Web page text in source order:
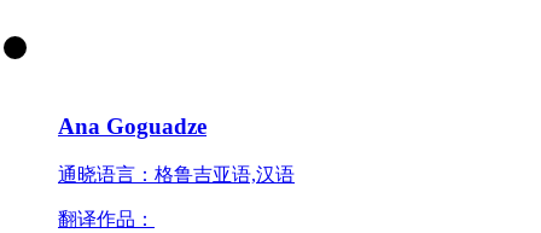
Ana Goguadze
通晓语言：格鲁吉亚语,汉语
翻译作品：